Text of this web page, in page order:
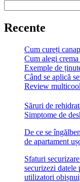
Recente
Cum cureți
Cum alegi
Exemple de
Când se aplică
Review
Săruri de
Simptome de
De ce se
de apartament
Sfaturi
securizezi datele
utilizatori